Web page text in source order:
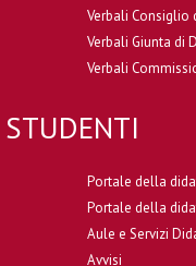
Verbali Consiglio
Verbali Giunta di
Verbali
STUDENTI
Portale della
Portale della
Aule e Servizi
Avvisi